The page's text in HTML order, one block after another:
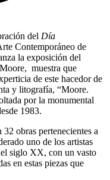
del Día
Contemporáneo de
la exposición del
muestra que
de este hacedor de
y litografía, “Moore.
por la monumental
1983.
obras pertenecientes a
uno de los artistas
siglo XX, con un vasto
en estas piezas que